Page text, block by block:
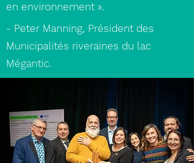
en environnement ».
- Peter Manning, Président des
Municipalités riveraines du lac
Mégantic.